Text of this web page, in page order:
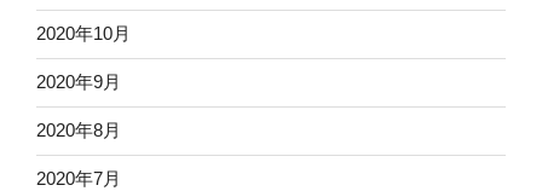
2020年10月
2020年9月
2020年8月
2020年7月